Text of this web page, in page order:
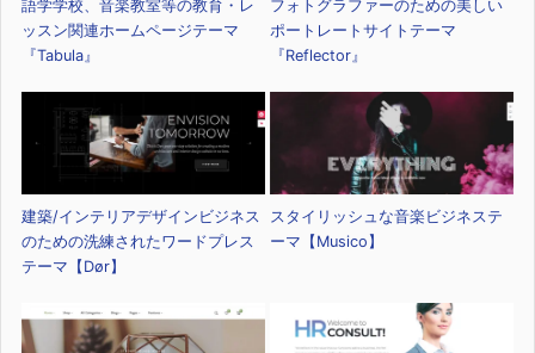
語学学校、音楽教室等の教育・レ
ッスン関連ホームページテーマ
『Tabula』
フォトグラファーのための美しい
ポートレートサイトテーマ
『Reflector』
建築/インテリアデザインビジネス
のための洗練されたワードプレス
テーマ【Dør】
スタイリッシュな音楽ビジネステ
ーマ【Musico】